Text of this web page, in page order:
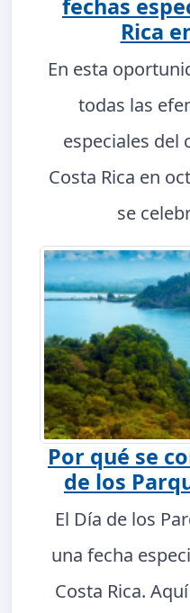
fechas
Rica
En esta
todas las
especiales del
Costa Rica en
se
Por qué se
de los
El Día de los
una fecha
Costa Rica.